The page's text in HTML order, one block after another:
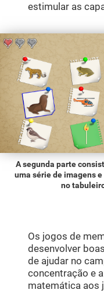
estimular as
A segunda parte
uma série de imagens
no
Os jogos de
desenvolver
de ajudar no
concentração e
matemática aos